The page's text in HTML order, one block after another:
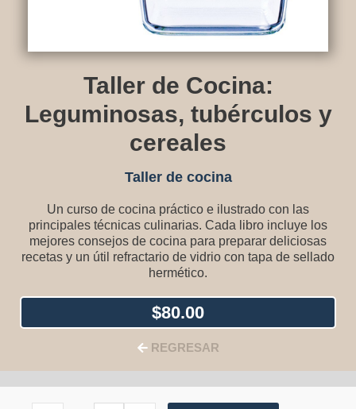
Taller de Cocina:
Leguminosas, tubérculos y
cereales
Taller de cocina
Un curso de cocina práctico e ilustrado con las
principales técnicas culinarias. Cada libro incluye los
mejores consejos de cocina para preparar deliciosas
recetas y un útil refractario de vidrio con tapa de sellado
hermético.
$80.00
REGRESAR